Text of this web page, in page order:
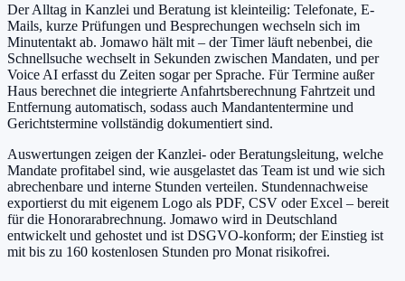
Der Alltag in Kanzlei und Beratung ist kleinteilig: Telefonate, E-
Mails, kurze Prüfungen und Besprechungen wechseln sich im
Minutentakt ab. Jomawo hält mit – der Timer läuft nebenbei, die
Schnellsuche wechselt in Sekunden zwischen Mandaten, und per
Voice AI erfasst du Zeiten sogar per Sprache. Für Termine außer
Haus berechnet die integrierte Anfahrtsberechnung Fahrtzeit und
Entfernung automatisch, sodass auch Mandantentermine und
Gerichtstermine vollständig dokumentiert sind.
Auswertungen zeigen der Kanzlei- oder Beratungsleitung, welche
Mandate profitabel sind, wie ausgelastet das Team ist und wie sich
abrechenbare und interne Stunden verteilen. Stundennachweise
exportierst du mit eigenem Logo als PDF, CSV oder Excel – bereit
für die Honorarabrechnung. Jomawo wird in Deutschland
entwickelt und gehostet und ist DSGVO-konform; der Einstieg ist
mit bis zu 160 kostenlosen Stunden pro Monat risikofrei.